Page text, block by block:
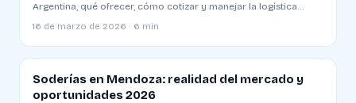
Argentina, qué ofrecer, cómo cotizar y manejar la logística
especial
16 de marzo de 2026 · 6 min
Soderías en Mendoza: realidad del mercado y
oportunidades 2026